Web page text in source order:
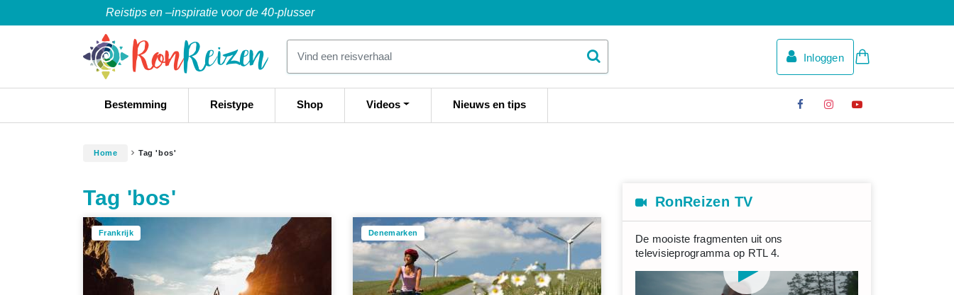
Reistips en –inspiratie voor de 40-plusser
Inloggen
Bestemming Reistype Shop Videos Nieuws en tips
Home Tag 'bos'
Tag 'bos'
Frankrijk Denemarken
RonReizen TV
De mooiste fragmenten uit ons
televisieprogramma op RTL 4.